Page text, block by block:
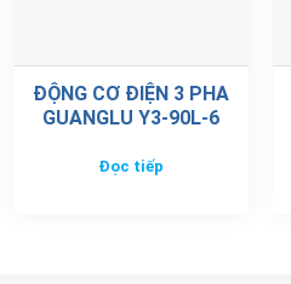
ĐỘNG CƠ ĐIỆN 3 PHA
GUANGLU Y3-90L-6
Đọc tiếp